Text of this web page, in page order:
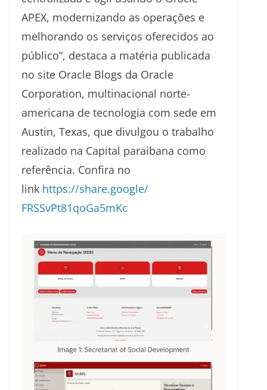
APEX, modernizando as operações e
melhorando os serviços oferecidos ao
público”, destaca a matéria publicada
no site Oracle Blogs da Oracle
Corporation, multinacional norte-
americana de tecnologia com sede em
Austin, Texas, que divulgou o trabalho
realizado na Capital paraibana como
referência. Confira no
link https://share.google/
FRSSvPt81qoGa5mKc